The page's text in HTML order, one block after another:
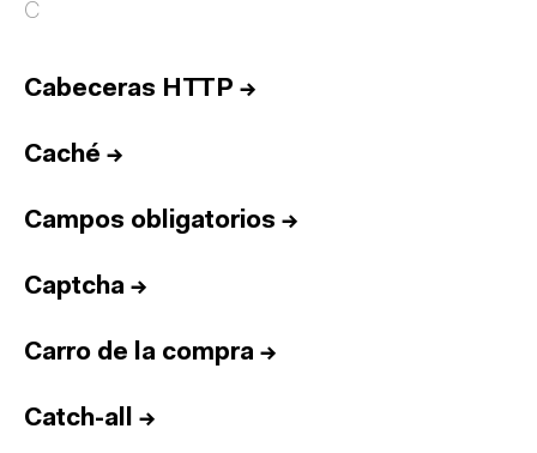
C
Cabeceras HTTP →
Caché →
Campos obligatorios →
Captcha →
Carro de la compra →
Catch-all →